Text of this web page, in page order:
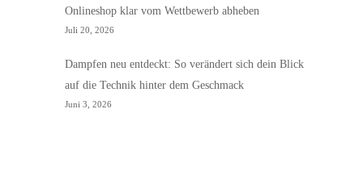
Onlineshop klar vom Wettbewerb abheben
Juli 20, 2026
Dampfen neu entdeckt: So verändert sich dein Blick
auf die Technik hinter dem Geschmack
Juni 3, 2026